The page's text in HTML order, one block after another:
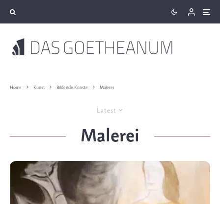
Home Kunst Bildende Künste Malerei
Latest
Malerei